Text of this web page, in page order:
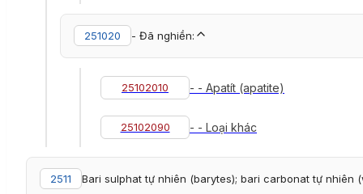
251020 - Đã nghiền:
25102010 - - Apatít (apatite)
25102090 - - Loại khác
2511 Bari sulphat tự nhiên (barytes); bari carbonat tự nhiên